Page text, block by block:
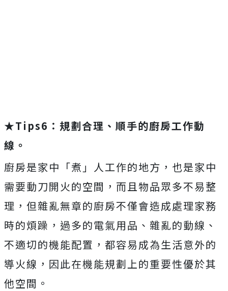
★Tips6：規劃合理、順手的廚房工作動
線。
廚房是家中「煮」人工作的地方，也是家中
需要動刀開火的空間，而且物品眾多不易整
理，但雜亂無章的廚房不僅會造成處理家務
時的煩躁，過多的電氣用品、雜亂的動線、
不適切的機能配置，都容易成為生活意外的
導火線，因此在機能規劃上的重要性優於其
他空間。